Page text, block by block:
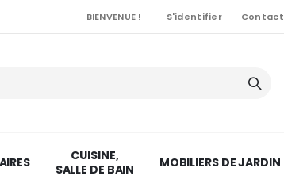
BIENVENUE ! S'identifier Contact
CUISINE,
SALLE DE BAIN
MOBILIERS DE JARDIN